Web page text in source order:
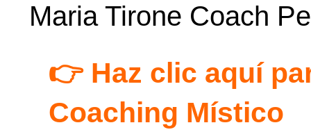
Maria Tirone Coach
👉 Haz clic aquí
Coaching Místico